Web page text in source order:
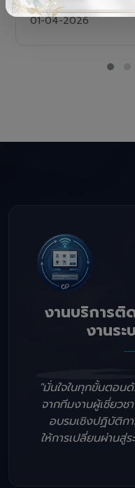
01-04-2026
งานบริการติ
งานระ
"มั่นใจในทุกขั้นตอ
จากทีมงานผู้เชี่ยว
อบรมเชิงปฏิบัติก
ให้การเปลี่ยนผ่านสู่